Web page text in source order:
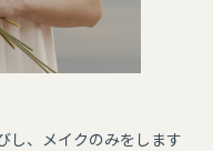
し、メイクのみをします